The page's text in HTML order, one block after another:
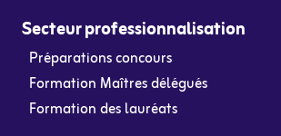
Secteur professionnalisation
Préparations concours
Formation Maîtres délégués
Formation des lauréats